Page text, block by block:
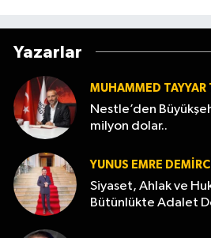
Yazarlar
MUHAMMED TAYYAR
Nestle’den
milyon dolar..
YUNUS EMRE DEMIRCI
Siyaset, Ahlak ve
Bütünlükte Adalet